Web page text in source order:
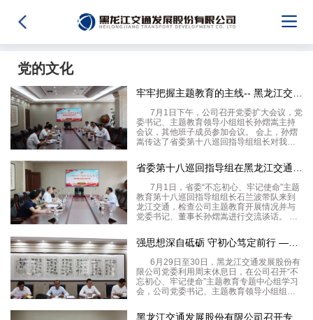
党的文化
牢牢把握主题教育的主线-- 黑龙江交通发展股份有限公司 召开
7月1日下午，公司召开党委扩大会议，党
委书记、主题教育领导小组组长孙熠嵩主持
会议，其他班子成员参加会议。 会上，孙熠
嵩传达了省委第十八巡回指导组组长对我公
步工作做出具体安排，要求公司两级党委党
员干部要进一步提高政治站位，增强大局意
识，坚决
7月1日，省委“不忘初心、牢记使命”主题
教育第十八巡回指导组组长石兰波带队来到
龙江交通，检查公司主题教育开展情况并与
党委书记、董事长孙熠嵩进行交流谈话。 石
主题教育领导小组关于当前开展主题教育的
指示要求，听取了公
强思想深自砥砺 守初心笃定前行 ――黑龙江交通发展股份有限公
6月29日至30日，黑龙江交通发展股份有
限公司党委利用周末休息日，在公司召开“不
忘初心、牢记使命”主题教育专题中心组学习
会，公司党委书记、主题教育领导小组组长
门负责人、分子公司班子成员参加学习。会
黑龙江交通发展股份有限公司召开专题党委会推进主题教育高质量开